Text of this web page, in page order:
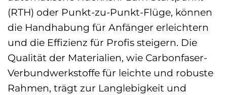
(RTH) oder Punkt-zu-Punkt-Flüge, können
die Handhabung für Anfänger erleichtern
und die Effizienz für Profis steigern. Die
Qualität der Materialien, wie Carbonfaser-
Verbundwerkstoffe für leichte und robuste
Rahmen, trägt zur Langlebigkeit und